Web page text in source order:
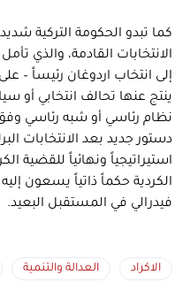
كما تبدو الحكومة التركية
الانتخابات القادمة، والذي
إلى انتخاب اردوغان رئيساً –
ينتج عنها تحالف انتخابي أو
نظام رئاسي أو شبه رئاسي
استيراتيجياً ونهائياً للقضية
الكردية حكماً ذاتياً يسعون
فيدرالي في المستقبل البعيد.
الاكراد العدالة والتنمية